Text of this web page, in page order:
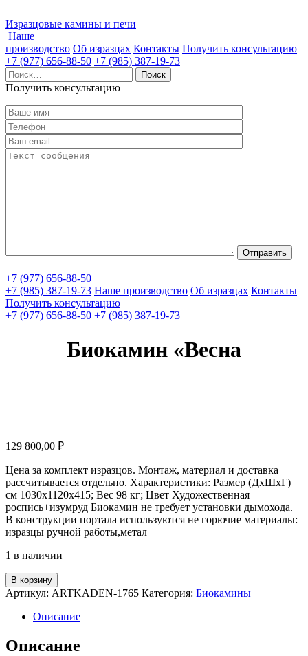
Изразцовые камины и печи
Наше
производство Об изразцах Контакты Получить консультацию
+7 (977) 656-88-50 +7 (985) 387-19-73
Найти:
Получить консультацию
+7 (977) 656-88-50
+7 (985) 387-19-73 Наше производство Об изразцах Контакты
Получить консультацию
+7 (977) 656-88-50 +7 (985) 387-19-73
Биокамин «Весна
129 800,00 ₽
Цена за комплект изразцов. Монтаж, материал и доставка
рассчитывается отдельно. Характеристики: Размер (ДхШхГ)
см 1030х1120х415; Вес 98 кг; Цвет Художественная
роспись+изумруд Биокамин не требует установки дымохода.
В конструкции портала используются не горючие материалы:
изразцы ручной работы,метал
1 в наличии
Количество
товара
Биокамин
"Весна
В корзину
Артикул: ARTKADEN-1765 Категория: Биокамины
Описание
Описание